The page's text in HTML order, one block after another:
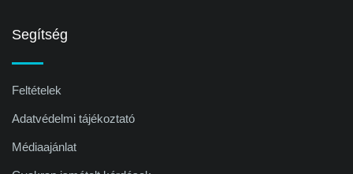
Segítség
Feltételek
Adatvédelmi tájékoztató
Médiaajánlat